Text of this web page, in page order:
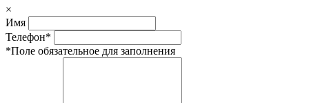
×
Имя
Телефон*
*Поле обязательное для заполнения